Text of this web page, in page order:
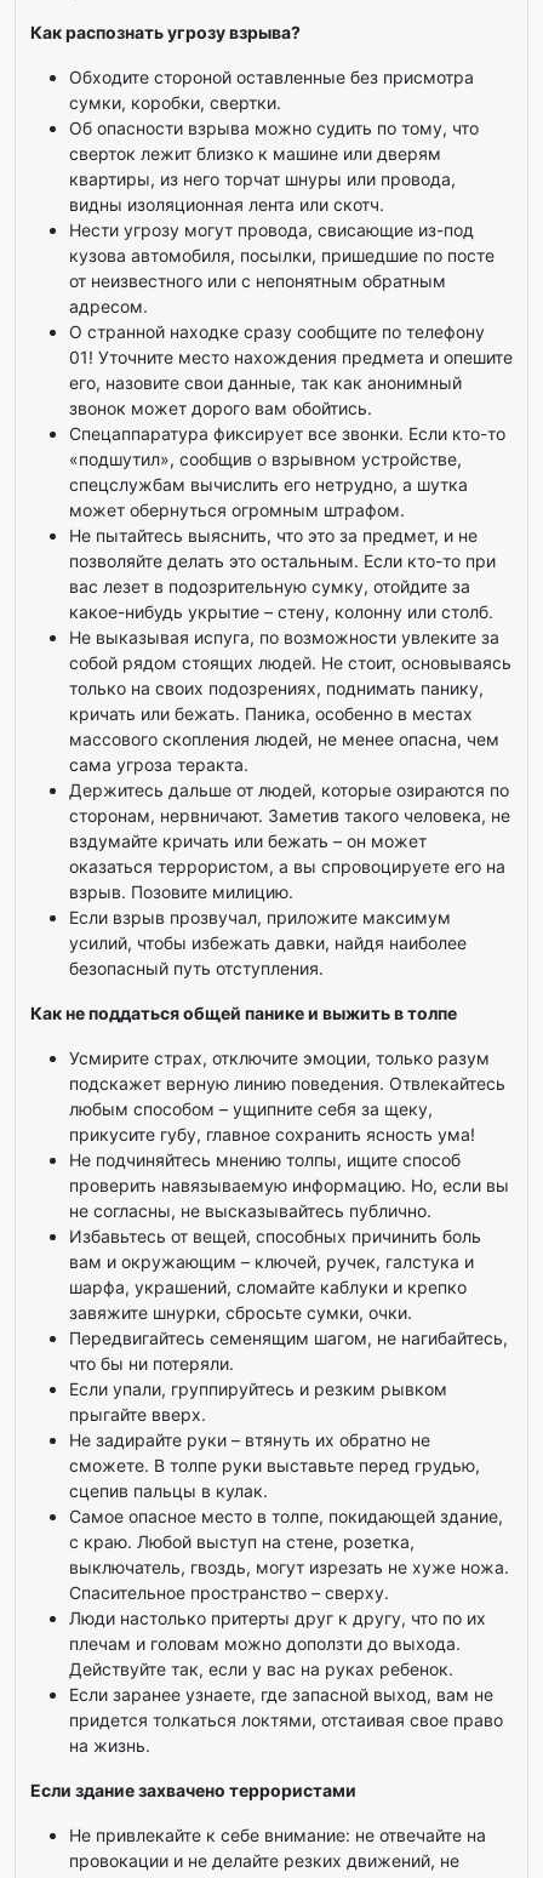
Как распознать угрозу взрыва?
Обходите стороной оставленные без присмотра
сумки, коробки, свертки.
Об опасности взрыва можно судить по тому, что
сверток лежит близко к машине или дверям
квартиры, из него торчат шнуры или провода,
видны изоляционная лента или скотч.
Нести угрозу могут провода, свисающие из-под
кузова автомобиля, посылки, пришедшие по посте
от неизвестного или с непонятным обратным
адресом.
О странной находке сразу сообщите по телефону
01! Уточните место нахождения предмета и опешите
его, назовите свои данные, так как анонимный
звонок может дорого вам обойтись.
Спецаппаратура фиксирует все звонки. Если кто-то
«подшутил», сообщив о взрывном устройстве,
спецслужбам вычислить его нетрудно, а шутка
может обернуться огромным штрафом.
Не пытайтесь выяснить, что это за предмет, и не
позволяйте делать это остальным. Если кто-то при
вас лезет в подозрительную сумку, отойдите за
какое-нибудь укрытие – стену, колонну или столб.
Не выказывая испуга, по возможности увлеките за
собой рядом стоящих людей. Не стоит, основываясь
только на своих подозрениях, поднимать панику,
кричать или бежать. Паника, особенно в местах
массового скопления людей, не менее опасна, чем
сама угроза теракта.
Держитесь дальше от людей, которые озираются по
сторонам, нервничают. Заметив такого человека, не
вздумайте кричать или бежать – он может
оказаться террористом, а вы спровоцируете его на
взрыв. Позовите милицию.
Если взрыв прозвучал, приложите максимум
усилий, чтобы избежать давки, найдя наиболее
безопасный путь отступления.
Как не поддаться общей панике и выжить в толпе
Усмирите страх, отключите эмоции, только разум
подскажет верную линию поведения. Отвлекайтесь
любым способом – ущипните себя за щеку,
прикусите губу, главное сохранить ясность ума!
Не подчиняйтесь мнению толпы, ищите способ
проверить навязываемую информацию. Но, если вы
не согласны, не высказывайтесь публично.
Избавьтесь от вещей, способных причинить боль
вам и окружающим – ключей, ручек, галстука и
шарфа, украшений, сломайте каблуки и крепко
завяжите шнурки, сбросьте сумки, очки.
Передвигайтесь семенящим шагом, не нагибайтесь,
что бы ни потеряли.
Если упали, группируйтесь и резким рывком
прыгайте вверх.
Не задирайте руки – втянуть их обратно не
сможете. В толпе руки выставьте перед грудью,
сцепив пальцы в кулак.
Самое опасное место в толпе, покидающей здание,
с краю. Любой выступ на стене, розетка,
выключатель, гвоздь, могут изрезать не хуже ножа.
Спасительное пространство – сверху.
Люди настолько притерты друг к другу, что по их
плечам и головам можно доползти до выхода.
Действуйте так, если у вас на руках ребенок.
Если заранее узнаете, где запасной выход, вам не
придется толкаться локтями, отстаивая свое право
на жизнь.
Если здание захвачено террористами
Не привлекайте к себе внимание: не отвечайте на
провокации и не делайте резких движений, не